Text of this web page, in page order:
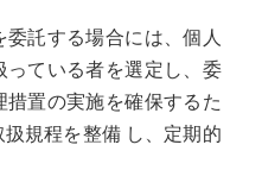
託する場合には、個人
っている者を選定し、委
置の実施を確保するた
規程を整備 し、定期的